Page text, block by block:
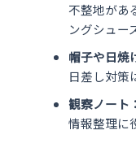
不整地があ
ングシュー
帽子や日焼
日差し対策
観察ノート：
情報整理に